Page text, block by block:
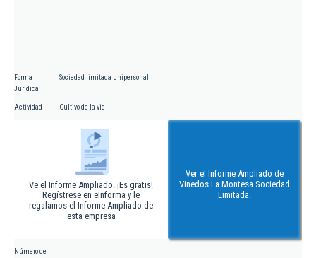
Forma
Jurídica
Sociedad limitada unipersonal
Actividad Cultivo de la vid
Ve el Informe Ampliado. ¡Es gratis!
Regístrese en eInforma y le
regalamos el Informe Ampliado de
esta empresa
Ver el Informe Ampliado de
Vinedos La Montesa Sociedad
Limitada.
Número de